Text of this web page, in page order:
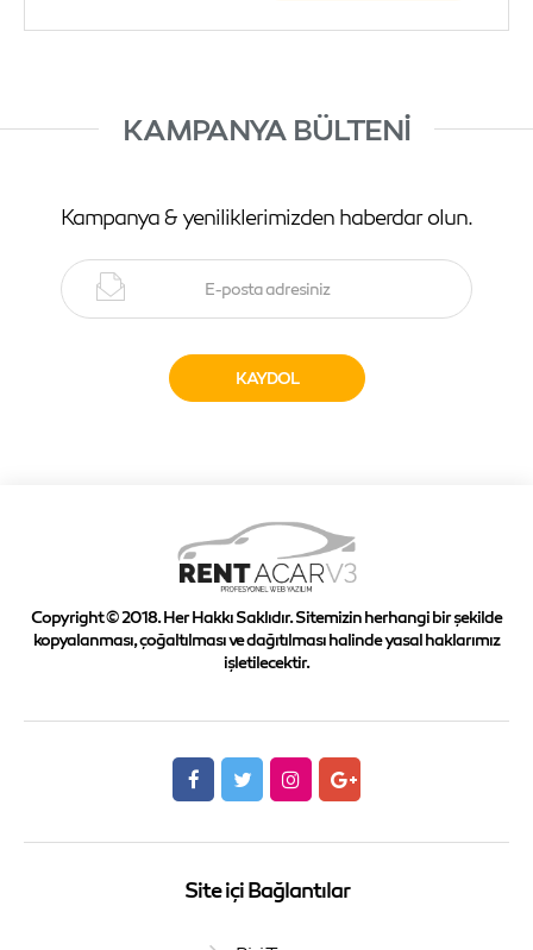
KAMPANYA BÜLTENI
Kampanya & yeniliklerimizden haberdar olun.
Copyright © 2018. Her Hakkı Saklıdır. Sitemizin herhangi bir şekilde
kopyalanması, çoğaltılması ve dağıtılması halinde yasal haklarımız
işletilecektir.
Site içi Bağlantılar